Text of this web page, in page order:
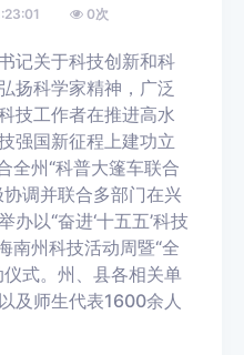
0次
记关于科技创新和科
扬科学家精神，广泛
技工作者在推进高水
强国新征程上建功立
全州“科普大篷车联合
调并联合多部门在兴
以“奋进‘十五五’科技
南州科技活动周暨“全
式。州、县各相关单
及师生代表1600余人